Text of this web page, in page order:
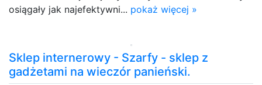
osiągały jak najefektywni... pokaż więcej »
Sklep internerowy - Szarfy - sklep z
gadżetami na wieczór panieński.